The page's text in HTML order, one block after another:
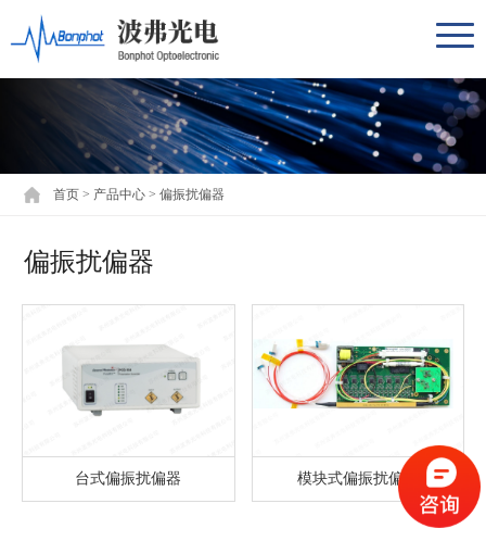
首页 > 产品中心 >偏振扰偏器
偏振扰偏器
台式偏振扰偏器 模块式偏振扰偏器